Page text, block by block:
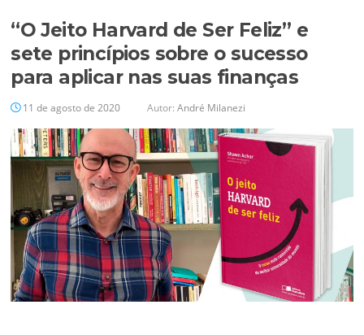
“O Jeito Harvard de Ser Feliz” e
sete princípios sobre o sucesso
para aplicar nas suas finanças
11 de agosto de 2020 Autor:André Milanezi